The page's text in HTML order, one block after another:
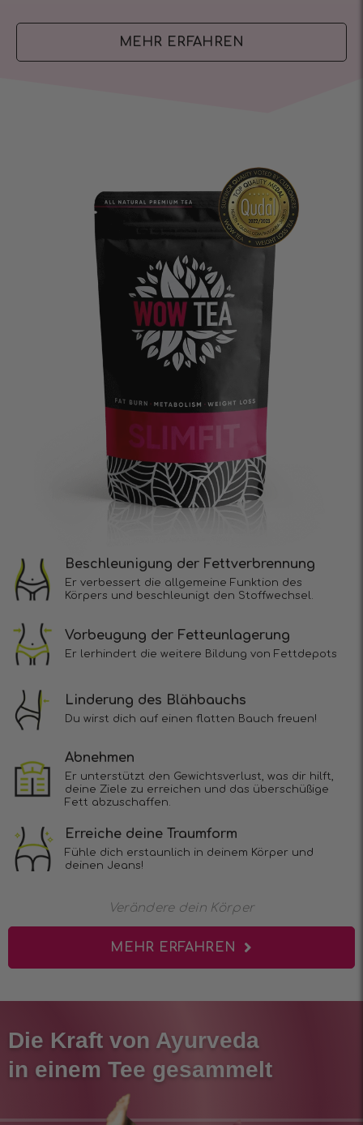
MEHR ERFAHREN
Beschleunigung der Fettverbrennung
Er verbessert die allgemeine Funktion des
Körpers und beschleunigt den Stoffwechsel.
Vorbeugung der Fetteunlagerung
Er lerhindert die weitere Bildung von Fettdepots
Linderung des Blähbauchs
Du wirst dich auf einen flatten Bauch freuen!
Abnehmen
Er unterstützt den Gewichtsverlust, was dir hilft,
deine Ziele zu erreichen und das überschüßige
Fett abzuschaffen.
Erreiche deine Traumform
Fühle dich erstaunlich in deinem Körper und
deinen Jeans!
Verändere dein Körper
MEHR ERFAHREN
Die Kraft von Ayurveda
in einem Tee gesammelt